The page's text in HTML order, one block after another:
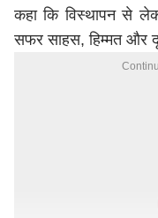
कहा कि विस्थापन से
सफर साहस, हिम्मत और